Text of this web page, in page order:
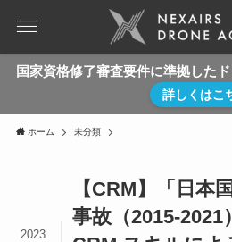
国家資格修了審査要件に準拠した
詳しくはこ
ホーム 未分類
【CRM】「日本
事故（2015-2021
2023